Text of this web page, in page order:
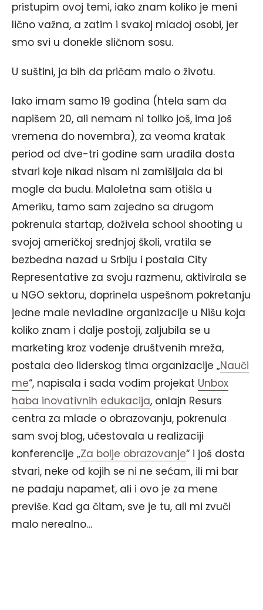
pristupim ovoj temi, iako znam koliko je meni
lično važna, a zatim i svakoj mladoj osobi, jer
smo svi u donekle sličnom sosu.
U suštini, ja bih da pričam malo o životu.
Iako imam samo 19 godina (htela sam da
napišem 20, ali nemam ni toliko još, ima još
vremena do novembra), za veoma kratak
period od dve-tri godine sam uradila dosta
stvari koje nikad nisam ni zamišljala da bi
mogle da budu. Maloletna sam otišla u
Ameriku, tamo sam zajedno sa drugom
pokrenula startap, doživela school shooting u
svojoj američkoj srednjoj školi, vratila se
bezbedna nazad u Srbiju i postala City
Representative za svoju razmenu, aktivirala se
u NGO sektoru, doprinela uspešnom pokretanju
jedne male nevladine organizacije u Nišu koja
koliko znam i dalje postoji, zaljubila se u
marketing kroz vođenje društvenih mreža,
postala deo liderskog tima organizacije „Nauči
me“, napisala i sada vodim projekat Unbox
haba inovativnih edukacija, onlajn Resurs
centra za mlade o obrazovanju, pokrenula
sam svoj blog, učestovala u realizaciji
konferencije „Za bolje obrazovanje“ i još dosta
stvari, neke od kojih se ni ne sećam, ili mi bar
ne padaju napamet, ali i ovo je za mene
previše. Kad ga čitam, sve je tu, ali mi zvuči
malo nerealno…